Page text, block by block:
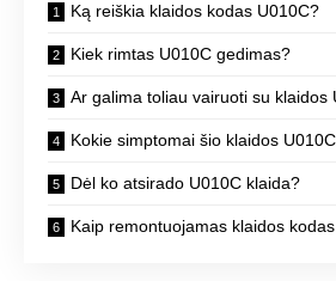
Ką reiškia klaidos kodas U010C?
Kiek rimtas U010C gedimas?
Ar galima toliau vairuoti su klaidos
Kokie simptomai šio klaidos
Dėl ko atsirado U010C klaida?
Kaip remontuojamas klaidos